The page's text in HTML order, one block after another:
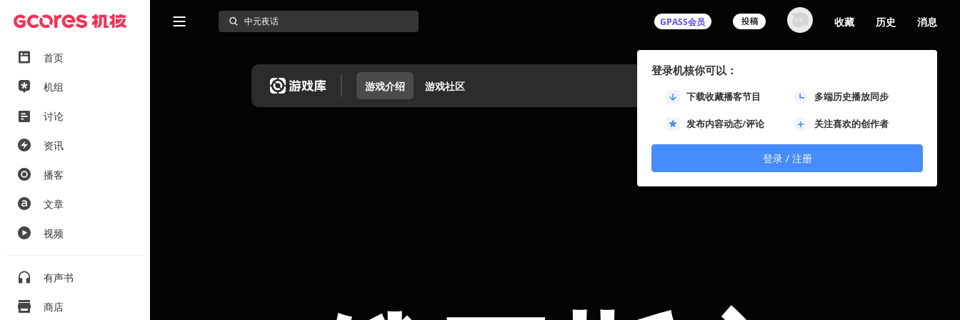
首页
机组
讨论
资讯
播客
文章
视频
有声书
商店
GPASS会员
登录机核你可以：
下载收藏播客节目 多端历史播放同步
发布内容动态/评论 关注喜欢的创作者
登录 / 注册
收藏 历史 消息
游戏介绍 游戏社区